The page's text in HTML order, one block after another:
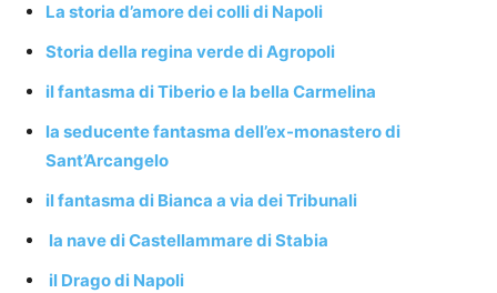
La storia d’amore dei colli di Napoli
Storia della regina verde di Agropoli
il fantasma di Tiberio e la bella Carmelina
la seducente fantasma dell’ex-monastero di
Sant’Arcangelo
il fantasma di Bianca a via dei Tribunali
la nave di Castellammare di Stabia
il Drago di Napoli